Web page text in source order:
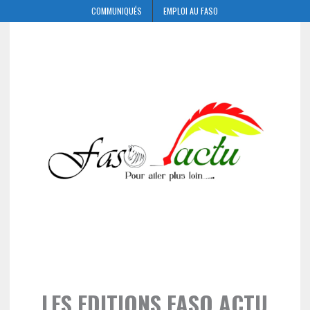
COMMUNIQUÉS EMPLOI AU FASO
LES EDITIONS FASO ACTU